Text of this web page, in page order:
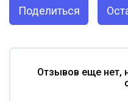
Поделиться
Отзывов еще нет,